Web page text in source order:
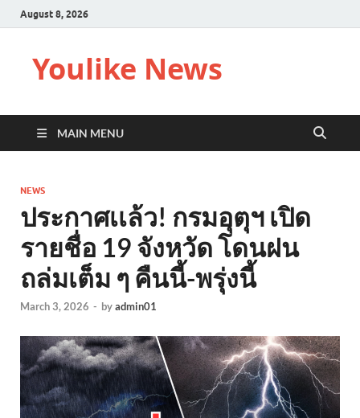
August 8, 2026
Youlike News
MAIN MENU
NEWS
ประกาศเเล้ว! กรมอุตุฯ เปิด
รายชื่อ 19 จังหวัด โดนฝน
ถล่มเต็ม ๆ คืนนี้-พรุ่งนี้
March 3, 2026 - byadmin01